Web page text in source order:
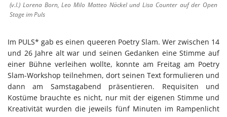
(v.l.) Lorena Born, Leo Milo Matteo Näckel und Lisa Counter auf der Open
Stage im Puls
Im PULS* gab es einen queeren Poetry Slam. Wer zwischen 14
und 26 Jahre alt war und seinen Gedanken eine Stimme auf
einer Bühne verleihen wollte, konnte am Freitag am Poetry
Slam-Workshop teilnehmen, dort seinen Text formulieren und
dann am Samstagabend präsentieren. Requisiten und
Kostüme brauchte es nicht, nur mit der eigenen Stimme und
Kreativität wurden die jeweils fünf Minuten im Rampenlicht